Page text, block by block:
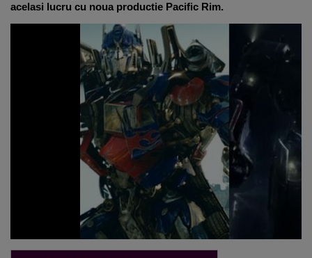
acelasi lucru cu noua productie Pacific Rim.